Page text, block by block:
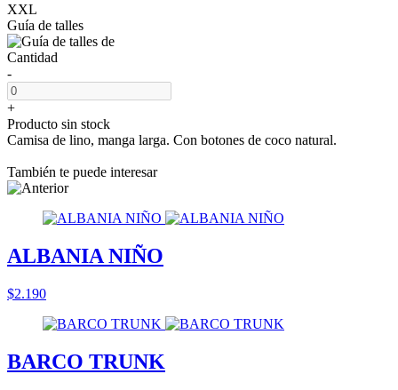
XXL
Guía de talles
Cantidad
-
+
Producto sin stock
Camisa de lino, manga larga. Con botones de coco natural.
También te puede interesar
ALBANIA NIÑO
$2.190
BARCO TRUNK